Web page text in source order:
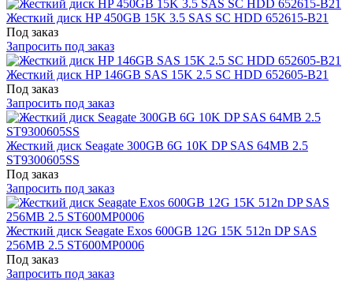
Жесткий диск HP 450GB 15K 3.5 SAS SC HDD 652615-B21
Под заказ
Запросить под заказ
Жесткий диск HP 146GB SAS 15K 2.5 SC HDD 652605-B21
Под заказ
Запросить под заказ
Жесткий диск Seagate 300GB 6G 10K DP SAS 64MB 2.5
ST9300605SS
Под заказ
Запросить под заказ
Жесткий диск Seagate Exos 600GB 12G 15K 512n DP SAS
256MB 2.5 ST600MP0006
Под заказ
Запросить под заказ